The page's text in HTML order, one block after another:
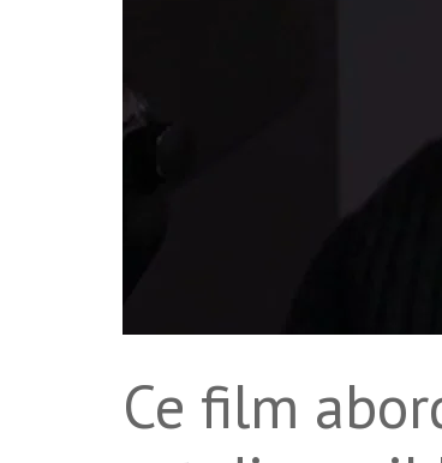
Ce film